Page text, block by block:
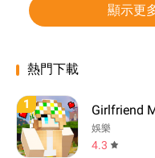
顯示更
熱門下載
1 Girlfriend
娛樂
4.3